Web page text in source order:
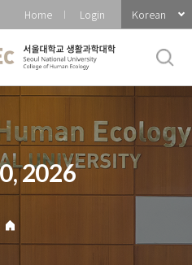
Home Login Korean
2026